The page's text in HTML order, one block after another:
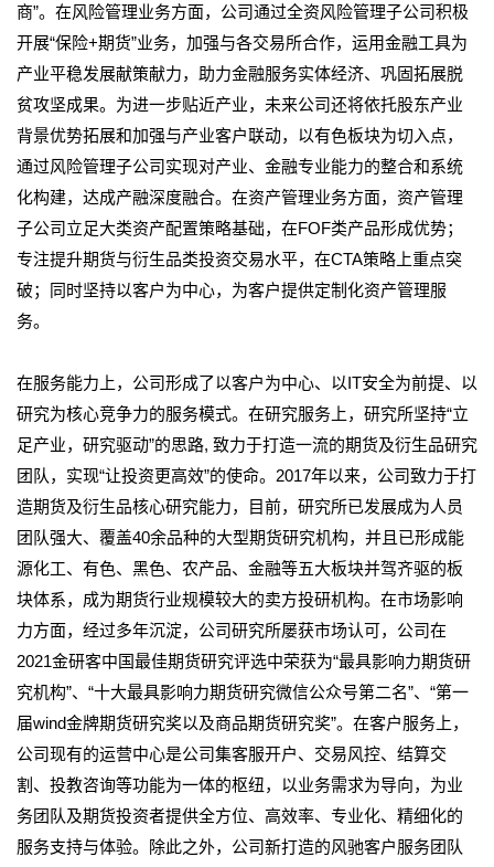
商”。在风险管理业务方面，公司通过全资风险管理子公司积极
开展“保险+期货”业务，加强与各交易所合作，运用金融工具为
产业平稳发展献策献力，助力金融服务实体经济、巩固拓展脱
贫攻坚成果。为进一步贴近产业，未来公司还将依托股东产业
背景优势拓展和加强与产业客户联动，以有色板块为切入点，
通过风险管理子公司实现对产业、金融专业能力的整合和系统
化构建，达成产融深度融合。在资产管理业务方面，资产管理
子公司立足大类资产配置策略基础，在FOF类产品形成优势；
专注提升期货与衍生品类投资交易水平，在CTA策略上重点突
破；同时坚持以客户为中心，为客户提供定制化资产管理服
务。
在服务能力上，公司形成了以客户为中心、以IT安全为前提、以
研究为核心竞争力的服务模式。在研究服务上，研究所坚持“立
足产业，研究驱动”的思路, 致力于打造一流的期货及衍生品研究
团队，实现“让投资更高效”的使命。2017年以来，公司致力于打
造期货及衍生品核心研究能力，目前，研究所已发展成为人员
团队强大、覆盖40余品种的大型期货研究机构，并且已形成能
源化工、有色、黑色、农产品、金融等五大板块并驾齐驱的板
块体系，成为期货行业规模较大的卖方投研机构。在市场影响
力方面，经过多年沉淀，公司研究所屡获市场认可，公司在
2021金研客中国最佳期货研究评选中荣获为“最具影响力期货研
究机构”、“十大最具影响力期货研究微信公众号第二名”、“第一
届wind金牌期货研究奖以及商品期货研究奖”。在客户服务上，
公司现有的运营中心是公司集客服开户、交易风控、结算交
割、投教咨询等功能为一体的枢纽，以业务需求为导向，为业
务团队及期货投资者提供全方位、高效率、专业化、精细化的
服务支持与体验。除此之外，公司新打造的风驰客户服务团队